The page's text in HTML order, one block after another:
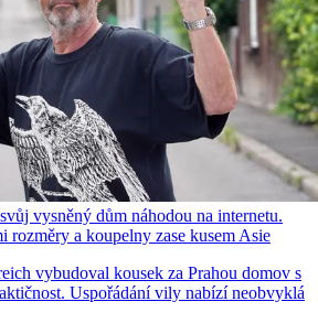
vysněný dům náhodou na internetu.
rozměry a koupelny zase kusem Asie
vybudoval kousek za Prahou domov s
Uspořádání vily nabízí neobvyklá